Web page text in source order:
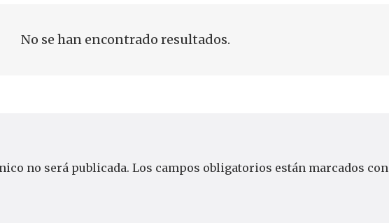
No se han encontrado resultados.
no será publicada. Los campos obligatorios están marcados con